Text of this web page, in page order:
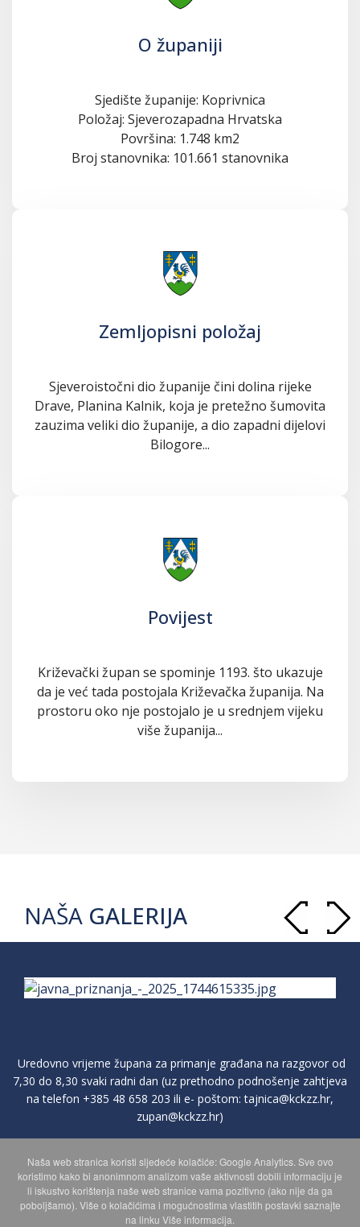
O županiji
Sjedište županije: Koprivnica
Položaj: Sjeverozapadna Hrvatska
Površina: 1.748 km2
Broj stanovnika: 101.661 stanovnika
Zemljopisni položaj
Sjeveroistočni dio županije čini dolina rijeke
Drave, Planina Kalnik, koja je pretežno šumovita
zauzima veliki dio županije, a dio zapadni dijelovi
Bilogore...
Povijest
Križevački župan se spominje 1193. što ukazuje
da je već tada postojala Križevačka županija. Na
prostoru oko nje postojalo je u srednjem vijeku
više županija...
NAŠA GALERIJA
Uredovno vrijeme župana za primanje građana na razgovor od
7,30 do 8,30 svaki radni dan (uz prethodno podnošenje zahtjeva
na telefon +385 48 658 203 ili e- poštom:tajnica@kckzz.hr,
zupan@kckzz.hr)
POLITIKA ZAŠTITE PRIVATNOSTI OSOBNIH PODATAKA
MAPA WEBA
Naša web stranica koristi sljedeće kolačiće: Google Analytics. Sve ovo
koristimo kako bi anonimnom analizom vaše aktivnosti dobili informaciju je
li iskustvo korištenja naše web stranice vama pozitivno (ako nije da ga
poboljšamo). Više o kolačićima i mogućnostima vlastitih postavki saznajte
na linku Više informacija.